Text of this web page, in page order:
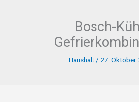
Bosch-
Haushalt/ 27. Oktober